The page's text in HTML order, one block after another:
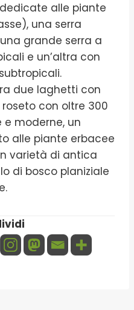
alle piante
una serra
grande serra a
e un’altra con
due laghetti con
con oltre 300
moderne, un
alle piante erbacee
varietà di antica
di bosco planiziale